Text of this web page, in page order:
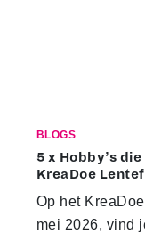
BLOGS
5 x Hobby’s
KreaDoe
Op het
mei 2026, vind